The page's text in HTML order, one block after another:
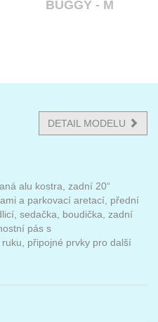
BUGGY - M
DETAIL MODELU
alu kostra, zadní 20“
a parkovací aretací, přední
sedačka, boudička, zadní
pás s
připojné prvky pro další